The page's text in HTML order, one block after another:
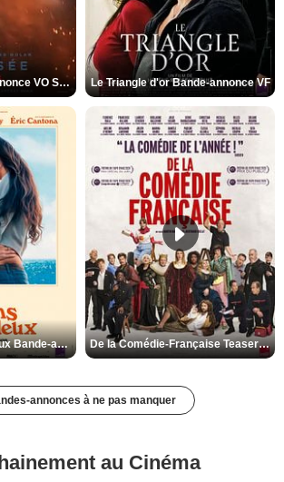
L'Odyssée Bande-annonce VO STFR Le Triangle d'or Bande-annonce VF
Les Matins merveilleux Bande-annonce VF De la Comédie-Française Teaser VF
annonces à ne pas manquer
au Cinéma